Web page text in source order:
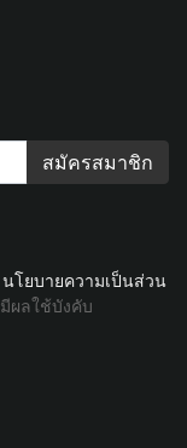
สมัครสมาชิก
นโยบายความเป็นส่วน
มีผลใช้บังคับ